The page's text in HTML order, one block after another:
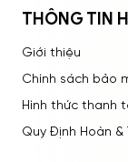
THÔNG TIN
Giới thiệu
Chính sách bảo
Hình thức thanh
Quy Định Hoàn &